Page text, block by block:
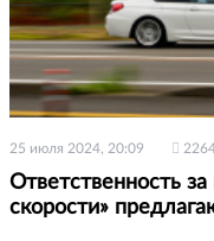
25 июля 2024, 20:09
Ответственность
скорости»